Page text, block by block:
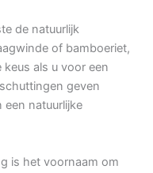
de natuurlijk
of bamboeriet,
keus als u voor een
geven
een natuurlijke
is het voornaam om